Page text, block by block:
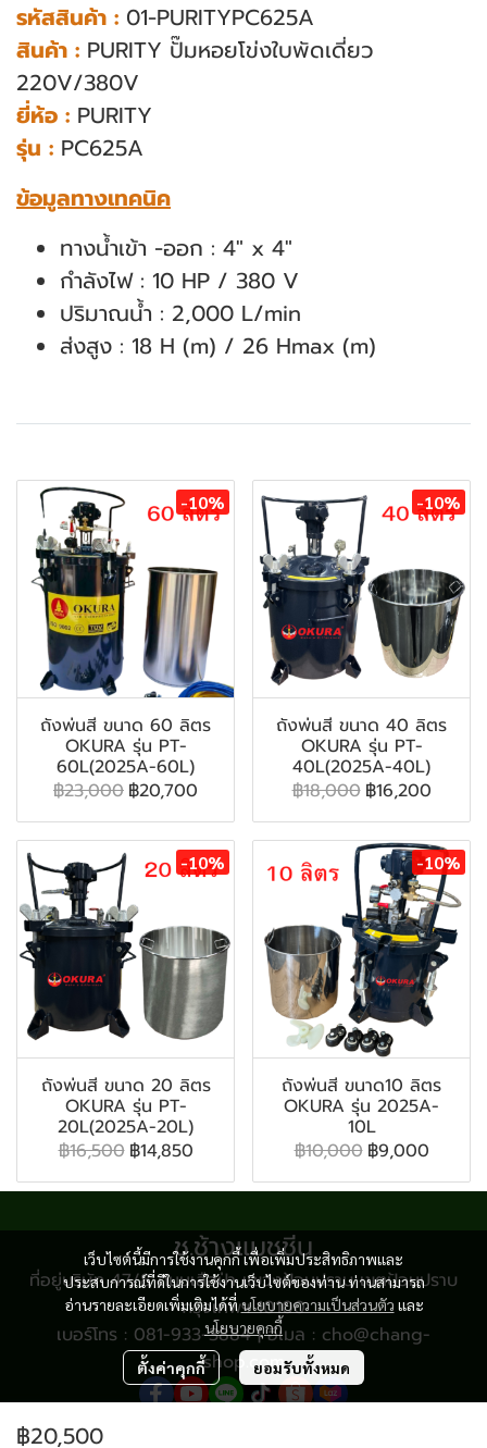
รหัสสินค้า : 01-PURITYPC625A
สินค้า : PURITY ปั๊มหอยโข่งใบพัดเดี่ยว
220V/380V
ยี่ห้อ : PURITY
รุ่น : PC625A
ข้อมูลทางเทคนิค
ทางน้ำเข้า -ออก : 4" x 4"
กำลังไฟ : 10 HP / 380 V
ปริมาณน้ำ : 2,000 L/min
ส่งสูง : 18 H (m) / 26 Hmax (m)
-10%
ถังพ่นสี ขนาด 60 ลิตร
OKURA รุ่น PT-
60L(2025A-60L)
฿23,000 ฿20,700
-10%
ถังพ่นสี ขนาด 40 ลิตร
OKURA รุ่น PT-
40L(2025A-40L)
฿18,000 ฿16,200
-10%
ถังพ่นสี ขนาด 20 ลิตร
OKURA รุ่น PT-
20L(2025A-20L)
฿16,500 ฿14,850
-10%
ถังพ่นสี ขนาด10 ลิตร
OKURA รุ่น 2025A-
10L
฿10,000 ฿9,000
฿20,500
เว็บไซต์นี้มีการใช้งานคุกกี้ เพื่อเพิ่มประสิทธิภาพและ
ประสบการณ์ที่ดีในการใช้งานเว็บไซต์ของท่าน ท่านสามารถ
อ่านรายละเอียดเพิ่มเติมได้ที่นโยบายความเป็นส่วนตัว และ
นโยบายคุกกี้
ตั้งค่าคุกกี้ ยอมรับทั้งหมด
ช.ช้างแมชชีน
ที่อยู่บริษัท 47/8 ถนนเสือป่า แขวงป้อมปราบ เขตป้อมปราบ
กรุงเทพฯ 10100
เบอร์โทร : 081-933-3884 | อีเมล : cho@chang-
shop.com